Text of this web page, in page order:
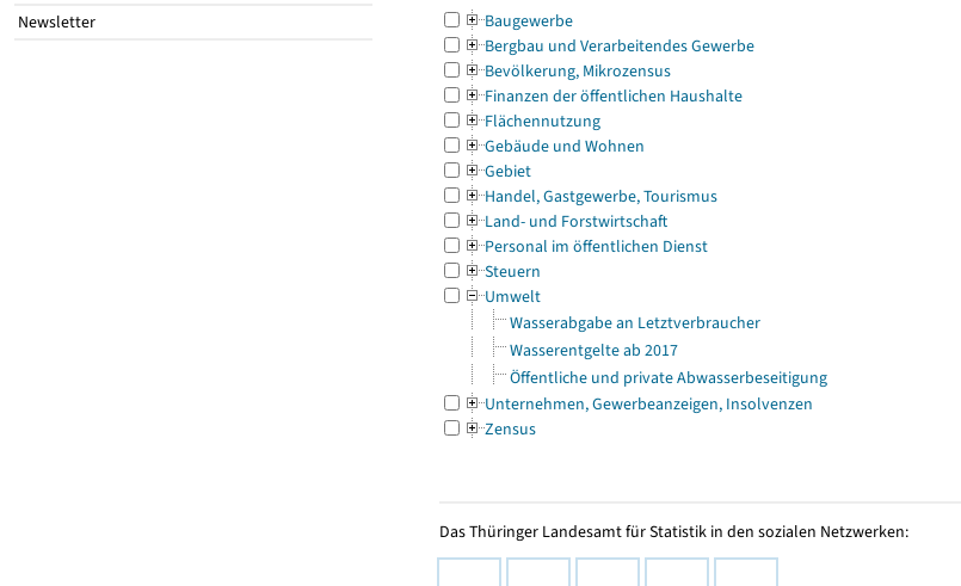
Newsletter
Baugewerbe
Bergbau und Verarbeitendes Gewerbe
Bevölkerung, Mikrozensus
Finanzen der öffentlichen Haushalte
Flächennutzung
Gebäude und Wohnen
Gebiet
Handel, Gastgewerbe, Tourismus
Land- und Forstwirtschaft
Personal im öffentlichen Dienst
Steuern
Umwelt
Wasserabgabe an Letztverbraucher
Wasserentgelte ab 2017
Öffentliche und private Abwasserbeseitigung
Unternehmen, Gewerbeanzeigen, Insolvenzen
Zensus
Das Thüringer Landesamt für Statistik in den sozialen Netzwerken: